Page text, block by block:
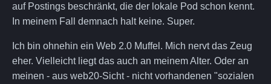
auf Postings beschränkt, die der lokale Pod schon kennt.
In meinem Fall demnach halt keine. Super.
Ich bin ohnehin ein Web 2.0 Muffel. Mich nervt das Zeug
eher. Vielleicht liegt das auch an meinem Alter. Oder an
meinen - aus web20-Sicht - nicht vorhandenen "sozialen